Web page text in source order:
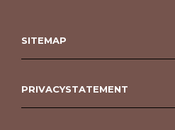
SITEMAP
PRIVACYSTATEMENT